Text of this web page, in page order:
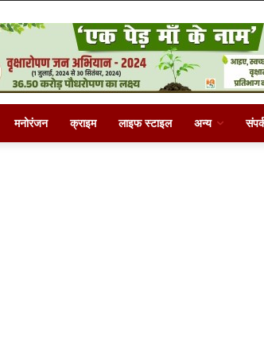
मनोरंजन क्राइम लाइफ स्टाइल अन्य